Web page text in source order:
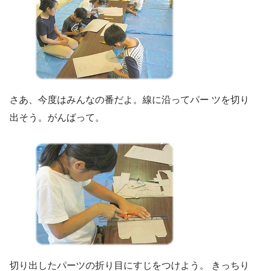
さあ、今度はみんなの番だよ。線に沿ってパー ツを切り
出そう。がんばって。
切り出したパーツの折り目にすじをつけよう。 きっちり